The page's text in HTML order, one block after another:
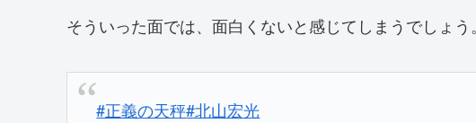
そういった面では、面白くないと感じてしまうでしょう。
#正義の天秤#北山宏光